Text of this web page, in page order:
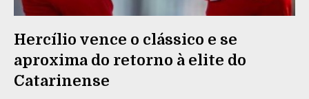
Hercílio vence o clássico e se
aproxima do retorno à elite do
Catarinense